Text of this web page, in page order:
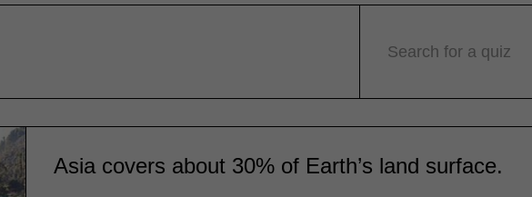
Search for a quiz
Asia covers about 30% of Earth’s land surface.